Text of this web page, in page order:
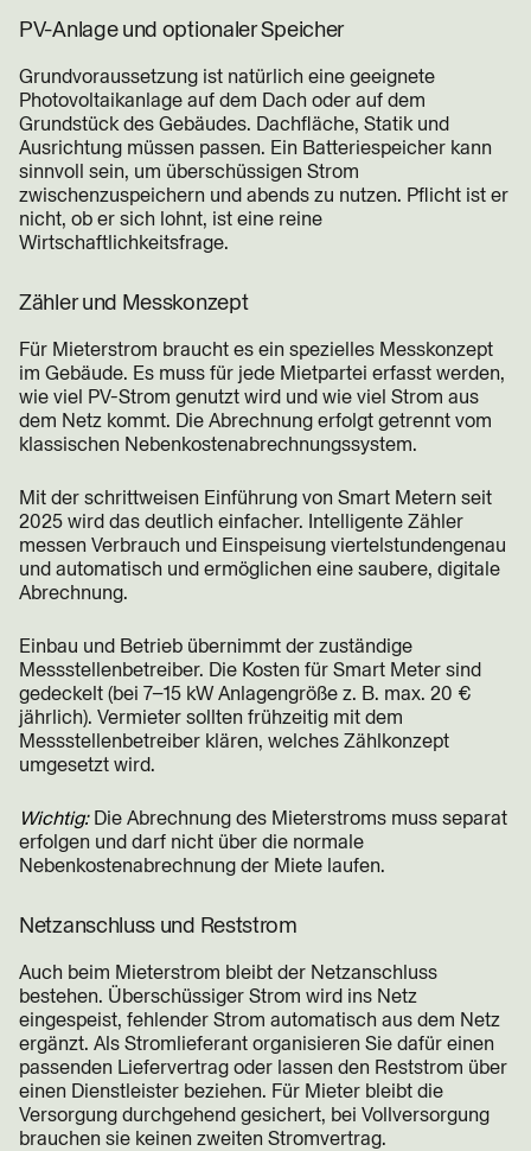
PV-Anlage und optionaler Speicher
Grundvoraussetzung ist natürlich eine geeignete
Photovoltaikanlage auf dem Dach oder auf dem
Grundstück des Gebäudes. Dachfläche, Statik und
Ausrichtung müssen passen. Ein Batteriespeicher kann
sinnvoll sein, um überschüssigen Strom
zwischenzuspeichern und abends zu nutzen. Pflicht ist er
nicht, ob er sich lohnt, ist eine reine
Wirtschaftlichkeitsfrage.
Zähler und Messkonzept
Für Mieterstrom braucht es ein spezielles Messkonzept
im Gebäude. Es muss für jede Mietpartei erfasst werden,
wie viel PV-Strom genutzt wird und wie viel Strom aus
dem Netz kommt. Die Abrechnung erfolgt getrennt vom
klassischen Nebenkostenabrechnungssystem.
Mit der schrittweisen Einführung von Smart Metern seit
2025 wird das deutlich einfacher. Intelligente Zähler
messen Verbrauch und Einspeisung viertelstundengenau
und automatisch und ermöglichen eine saubere, digitale
Abrechnung.
Einbau und Betrieb übernimmt der zuständige
Messstellenbetreiber. Die Kosten für Smart Meter sind
gedeckelt (bei 7–15 kW Anlagengröße z. B. max. 20 €
jährlich). Vermieter sollten frühzeitig mit dem
Messstellenbetreiber klären, welches Zählkonzept
umgesetzt wird.
Wichtig:Die Abrechnung des Mieterstroms muss separat
erfolgen und darf nicht über die normale
Nebenkostenabrechnung der Miete laufen.
Netzanschluss und Reststrom
Auch beim Mieterstrom bleibt der Netzanschluss
bestehen. Überschüssiger Strom wird ins Netz
eingespeist, fehlender Strom automatisch aus dem Netz
ergänzt. Als Stromlieferant organisieren Sie dafür einen
passenden Liefervertrag oder lassen den Reststrom über
einen Dienstleister beziehen. Für Mieter bleibt die
Versorgung durchgehend gesichert, bei Vollversorgung
brauchen sie keinen zweiten Stromvertrag.